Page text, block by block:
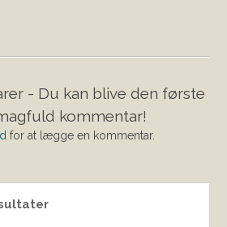
- Du kan blive den første
kommentar!
for at lægge en kommentar.